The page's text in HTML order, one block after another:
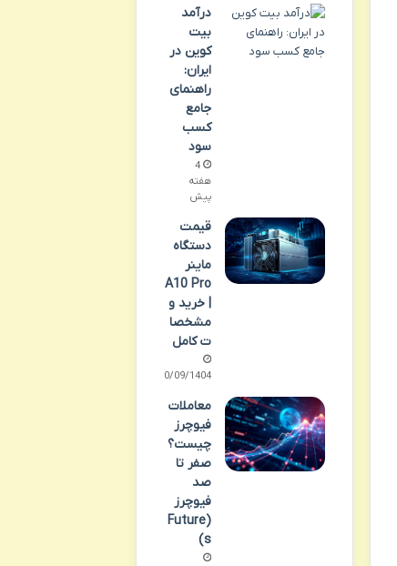
درآمد
بیت
کوین در
ایران:
راهنمای
جامع
کسب
سود
4
هفته
پیش
قیمت
دستگاه
ماینر
A10 Pro
| خرید و
مشخصا
ت کامل
30/09/1404
معاملات
فیوچرز
چیست؟
صفر تا
صد
فیوچرز
(Future
s)